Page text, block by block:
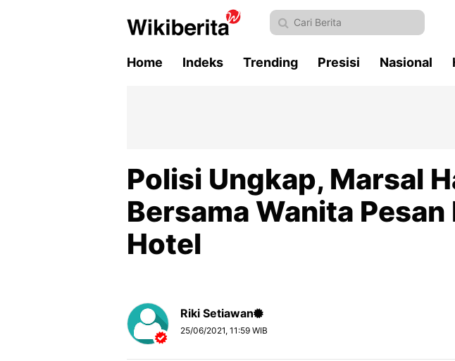
Home Indeks Trending Presisi Nasional
Polisi Ungkap, Marsal
Bersama Wanita Pesan
Hotel
Riki Setiawan
25/06/2021, 11:59 WIB